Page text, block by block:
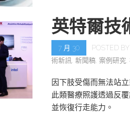
英特爾技
7 月 30 POSTED BY
術新訊 新聞稿 案例研究
因下肢受傷而無法站
此類醫療照護透過反
並恢復行走能力。